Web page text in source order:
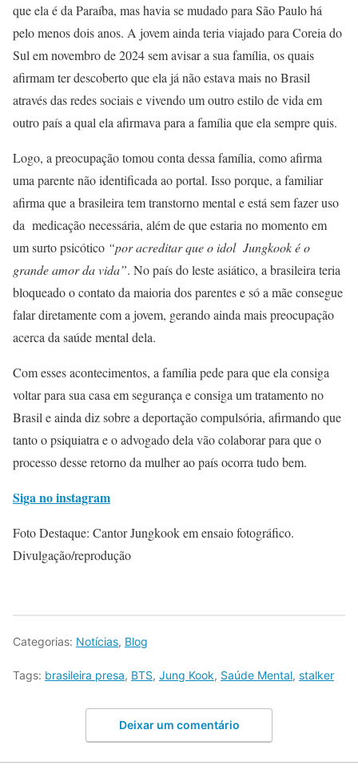
que ela é da Paraíba, mas havia se mudado para São Paulo há
pelo menos dois anos. A jovem ainda teria viajado para Coreia do
Sul em novembro de 2024 sem avisar a sua família, os quais
afirmam ter descoberto que ela já não estava mais no Brasil
através das redes sociais e vivendo um outro estilo de vida em
outro país a qual ela afirmava para a família que ela sempre quis.
Logo, a preocupação tomou conta dessa família, como afirma
uma parente não identificada ao portal. Isso porque, a familiar
afirma que a brasileira tem transtorno mental e está sem fazer uso
da medicação necessária, além de que estaria no momento em
um surto psicótico “por acreditar que o idol Jungkook é o
grande amor da vida”. No país do leste asiático, a brasileira teria
bloqueado o contato da maioria dos parentes e só a mãe consegue
falar diretamente com a jovem, gerando ainda mais preocupação
acerca da saúde mental dela.
Com esses acontecimentos, a família pede para que ela consiga
voltar para sua casa em segurança e consiga um tratamento no
Brasil e ainda diz sobre a deportação compulsória, afirmando que
tanto o psiquiatra e o advogado dela vão colaborar para que o
processo desse retorno da mulher ao país ocorra tudo bem.
Siga no instagram
Foto Destaque: Cantor Jungkook em ensaio fotográfico.
Divulgação/reprodução
Categorias: Notícias, Blog
Tags: brasileira presa, BTS, Jung Kook, Saúde Mental, stalker
Deixar um comentário